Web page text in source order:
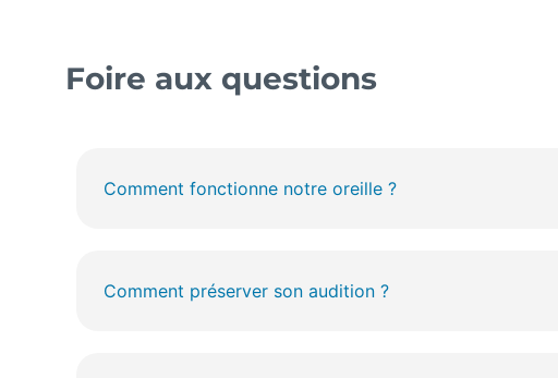
Foire aux questions
Comment fonctionne notre oreille ?
Comment préserver son audition ?